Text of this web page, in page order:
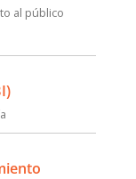
al público